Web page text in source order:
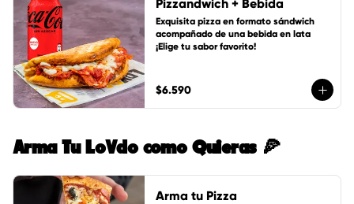
Pizzandwich + Bebida
Exquisita pizza en formato sándwich
acompañado de una bebida en lata
¡Elige tu sabor favorito!
$6.590
Arma Tu LoVdo como Quieras 🍕
Arma tu Pizza